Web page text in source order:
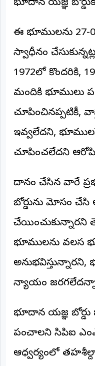
భూదాన యజ్ఞ
ఈ భూములను 27-
స్వాధీనం
1972లో కొందరికి,
మందికి భూములు
చూపించినప్పటికీ,
ఇవ్వలేదని,
చూపించలేదని
దానం చేసిన వారే
బోర్డును మోసం చేసి
చేయించుకున్నారని
భూములను వలస
న్యాయం
భూదాన యజ్ఞ బోర్డు
పంచాలని సిపిఐ
ఆధ్వర్యంలో